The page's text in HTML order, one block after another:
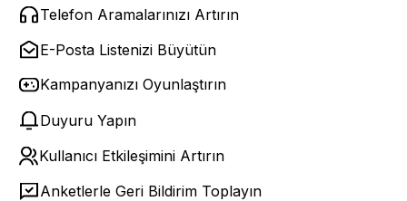
Telefon Aramalarınızı Artırın
E-Posta Listenizi Büyütün
Kampanyanızı Oyunlaştırın
Duyuru Yapın
Kullanıcı Etkileşimini Artırın
Anketlerle Geri Bildirim Toplayın